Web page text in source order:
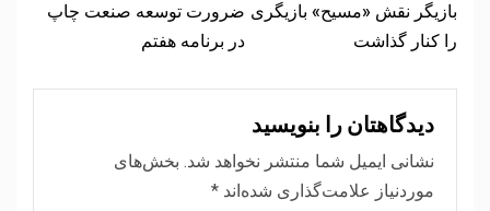
بازیگر نقش «مسیح» بازیگری
را کنار گذاشت
ضرورت توسعه صنعت چاپ
در برنامه هفتم
دیدگاهتان را بنویسید
نشانی ایمیل شما منتشر نخواهد شد. بخش‌های
موردنیاز علامت‌گذاری شده‌اند *